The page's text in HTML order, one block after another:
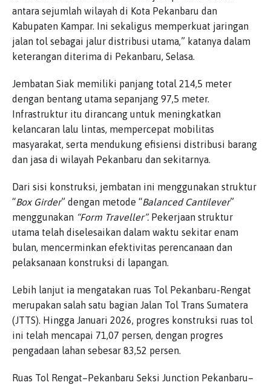
antara sejumlah wilayah di Kota Pekanbaru dan
Kabupaten Kampar. Ini sekaligus memperkuat jaringan
jalan tol sebagai jalur distribusi utama,” katanya dalam
keterangan diterima di Pekanbaru, Selasa.
Jembatan Siak memiliki panjang total 214,5 meter
dengan bentang utama sepanjang 97,5 meter.
Infrastruktur itu dirancang untuk meningkatkan
kelancaran lalu lintas, mempercepat mobilitas
masyarakat, serta mendukung efisiensi distribusi barang
dan jasa di wilayah Pekanbaru dan sekitarnya.
Dari sisi konstruksi, jembatan ini menggunakan struktur
“Box Girder” dengan metode “Balanced Cantilever”
menggunakan “Form Traveller”.Pekerjaan struktur
utama telah diselesaikan dalam waktu sekitar enam
bulan, mencerminkan efektivitas perencanaan dan
pelaksanaan konstruksi di lapangan.
Lebih lanjut ia mengatakan ruas Tol Pekanbaru-Rengat
merupakan salah satu bagian Jalan Tol Trans Sumatera
(JTTS). Hingga Januari 2026, progres konstruksi ruas tol
ini telah mencapai 71,07 persen, dengan progres
pengadaan lahan sebesar 83,52 persen.
Ruas Tol Rengat–Pekanbaru Seksi Junction Pekanbaru–